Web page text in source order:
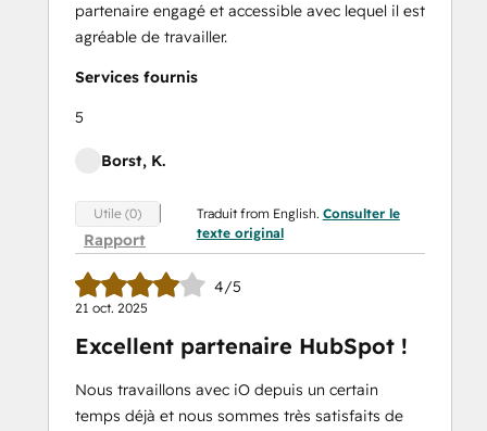
partenaire engagé et accessible avec lequel il est
agréable de travailler.
Services fournis
5
Borst, K.
Utile (0)
Rapport
Traduit from English. Consulter le
texte original
4/5
21 oct. 2025
Excellent partenaire HubSpot !
Nous travaillons avec iO depuis un certain
temps déjà et nous sommes très satisfaits de